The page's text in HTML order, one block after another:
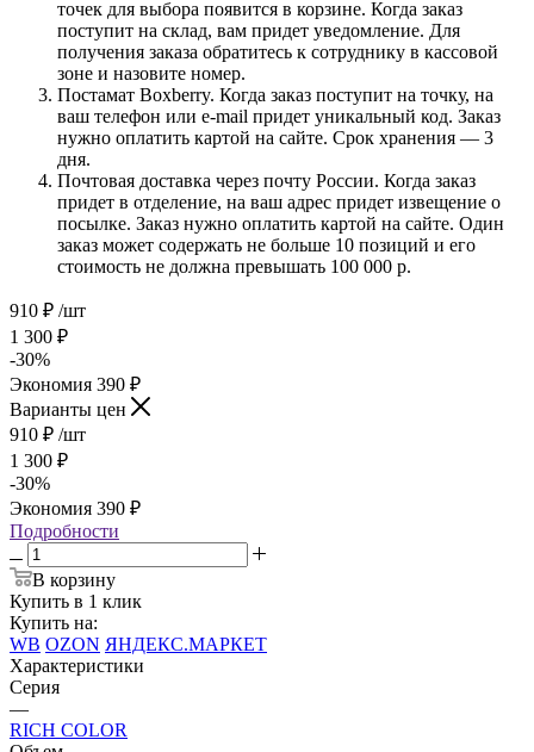
точек для выбора появится в корзине. Когда заказ
поступит на склад, вам придет уведомление. Для
получения заказа обратитесь к сотруднику в кассовой
зоне и назовите номер.
Постамат Boxberry. Когда заказ поступит на точку, на
ваш телефон или e-mail придет уникальный код. Заказ
нужно оплатить картой на сайте. Срок хранения — 3
дня.
Почтовая доставка через почту России. Когда заказ
придет в отделение, на ваш адрес придет извещение о
посылке. Заказ нужно оплатить картой на сайте. Один
заказ может содержать не больше 10 позиций и его
стоимость не должна превышать 100 000 р.
910 ₽ /шт
1 300 ₽
-30%
Экономия 390 ₽
Варианты цен
910 ₽ /шт
1 300 ₽
-30%
Экономия 390 ₽
Подробности
В корзину
Купить в 1 клик
Купить на:
WB OZON ЯНДЕКС.МАРКЕТ
Характеристики
Серия
—
RICH COLOR